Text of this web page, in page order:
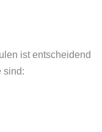
ist entscheidend
sind: